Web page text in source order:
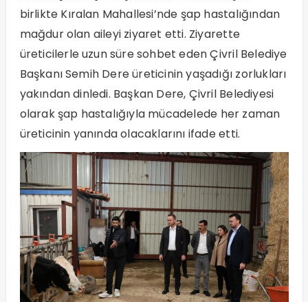
birlikte Kıralan Mahallesi’nde şap hastalığından
mağdur olan aileyi ziyaret etti. Ziyarette
üreticilerle uzun süre sohbet eden Çivril Belediye
Başkanı Semih Dere üreticinin yaşadığı zorlukları
yakından dinledi. Başkan Dere, Çivril Belediyesi
olarak şap hastalığıyla mücadelede her zaman
üreticinin yanında olacaklarını ifade etti.